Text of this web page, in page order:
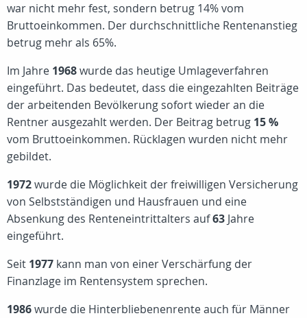
war nicht mehr fest, sondern betrug 14% vom
Bruttoeinkommen. Der durchschnittliche Rentenanstieg
betrug mehr als 65%.
Im Jahre 1968wurde das heutige Umlageverfahren
eingeführt. Das bedeutet, dass die eingezahlten Beiträge
der arbeitenden Bevölkerung sofort wieder an die
Rentner ausgezahlt werden. Der Beitrag betrug 15 %
vom Bruttoeinkommen. Rücklagen wurden nicht mehr
gebildet.
1972wurde die Möglichkeit der freiwilligen Versicherung
von Selbstständigen und Hausfrauen und eine
Absenkung des Renteneintrittalters auf63 Jahre
eingeführt.
Seit 1977 kann man von einer Verschärfung der
Finanzlage im Rentensystem sprechen.
1986wurde die Hinterbliebenenrente auch für Männer